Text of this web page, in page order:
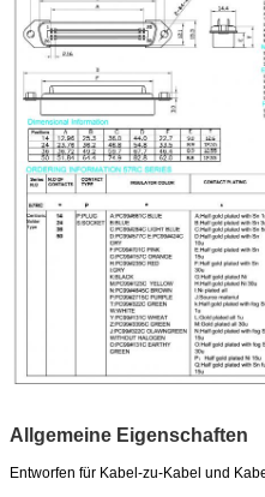
Allgemeine Eigenschaften
Entworfen für Kabel-zu-Kabel und